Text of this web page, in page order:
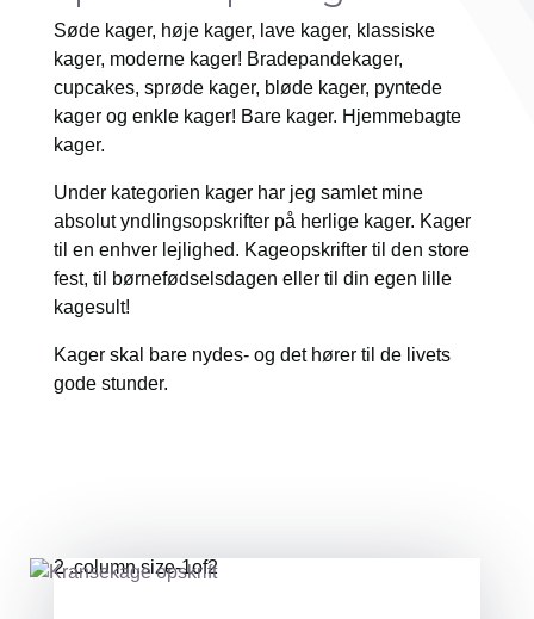
Søde kager, høje kager, lave kager, klassiske
kager, moderne kager! Bradepandekager,
cupcakes, sprøde kager, bløde kager, pyntede
kager og enkle kager! Bare kager. Hjemmebagte
kager.
Under kategorien kager har jeg samlet mine
absolut yndlingsopskrifter på herlige kager. Kager
til en enhver lejlighed. Kageopskrifter til den store
fest, til børnefødselsdagen eller til din egen lille
kagesult!
Kager skal bare nydes- og det hører til de livets
gode stunder.